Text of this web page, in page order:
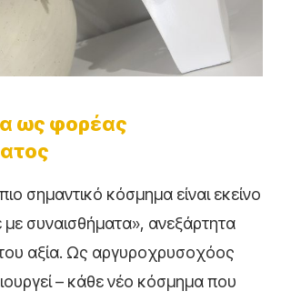
ως φορέας
πιο σημαντικό κόσμημα είναι εκείνο
συναισθήματα», ανεξάρτητα
αξία. Ως αργυροχρυσοχόος
– κάθε νέο κόσμημα που